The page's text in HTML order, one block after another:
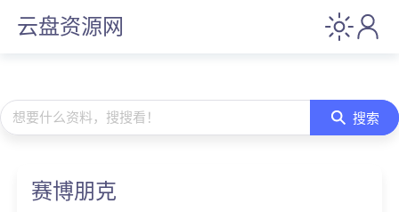
云盘资源网
想要什么资料，搜搜看！ 搜索
赛博朋克